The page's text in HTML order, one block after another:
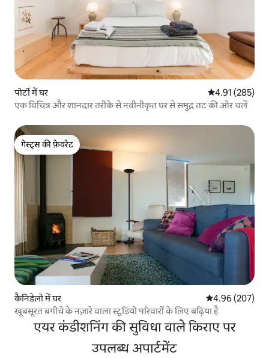
पोर्टो में घर औसत रेटिंग 5 में से
4.91 (285)
एक विचित्र और शानदार तरीके से नवीनीकृत घर से समुद्र तट की ओर चलें
गेस्ट्स की फ़ेवरेट
गेस्ट्स की फ़ेवरेट
कैनिडेलो में घर औसत रेटिंग 5 में से
4.96 (207)
खूबसूरत बगीचे के नज़ारे वाला स्टूडियो परिवारों के लिए बढ़िया है
एयर कंडीशनिंग की सुविधा वाले किराए पर
उपलब्ध अपार्टमेंट